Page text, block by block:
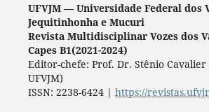
UFVJM — Universidade Federal dos
Jequitinhonha e Mucuri
Revista Multidisciplinar Vozes dos
Capes B1(2021-2024)
Editor-chefe: Prof. Dr. Stênio Cavalier
UFVJM)
ISSN: 2238-6424 | https://